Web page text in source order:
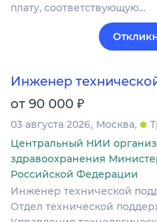
плату, соответствующую…
Инженер
от 90 000 ₽
03 августа 2026 Москва
Центральный НИИ
здравоохранения
Российской Федерации
Инженер технической
Отдел технической